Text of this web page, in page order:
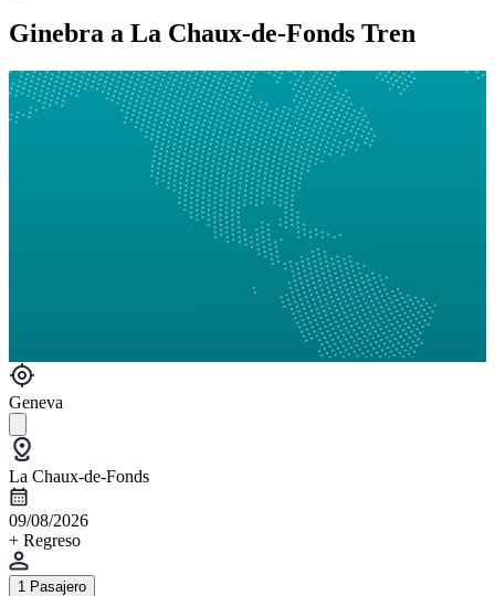
Ginebra a La Chaux-de-Fonds Tren
Geneva
La Chaux-de-Fonds
09/08/2026
+ Regreso
1 Pasajero